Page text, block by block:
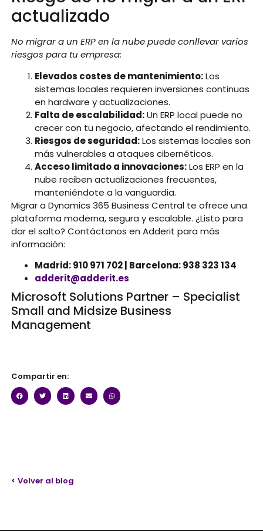
actualizado
No migrar a un ERP en la nube puede conllevar varios
riesgos para tu empresa:
Elevados costes de mantenimiento:Los
sistemas locales requieren inversiones continuas
en hardware y actualizaciones.
Falta de escalabilidad:Un ERP local puede no
crecer con tu negocio, afectando el rendimiento.
Riesgos de seguridad:Los sistemas locales son
más vulnerables a ataques cibernéticos.
Acceso limitado a innovaciones:Los ERP en la
nube reciben actualizaciones frecuentes,
manteniéndote a la vanguardia.
Migrar a Dynamics 365 Business Central te ofrece una
plataforma moderna, segura y escalable. ¿Listo para
dar el salto? Contáctanos en Adderit para más
información:
Madrid: 910 971 702 | Barcelona: 938 323 134
adderit@adderit.es
Microsoft Solutions Partner– Specialist
Small and MidsizeBusiness
Management
Compartir en:
< Volver al blog